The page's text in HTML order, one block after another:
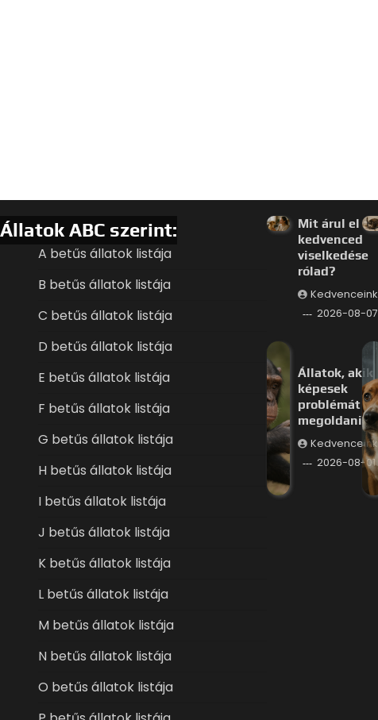
Állatok ABC szerint:
A betűs állatok listája
B betűs állatok listája
C betűs állatok listája
D betűs állatok listája
E betűs állatok listája
F betűs állatok listája
G betűs állatok listája
H betűs állatok listája
I betűs állatok listája
J betűs állatok listája
K betűs állatok listája
L betűs állatok listája
M betűs állatok listája
N betűs állatok listája
O betűs állatok listája
Mit árul el a
kedvenced
viselkedése
rólad?
Kedvenceink
2026-08-07
Állatok, akik
képesek
problémát
megoldani
Kedvenceink
2026-08-01